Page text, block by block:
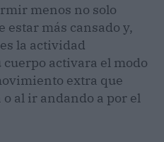
menos no solo
estar más cansado y,
la actividad
activara el modo
extra que
o al ir andando a por el